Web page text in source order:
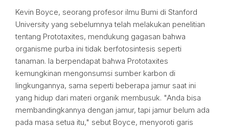
Kevin Boyce, seorang profesor ilmu Bumi di Stanford
University yang sebelumnya telah melakukan penelitian
tentang Prototaxites, mendukung gagasan bahwa
organisme purba ini tidak berfotosintesis seperti
tanaman. Ia berpendapat bahwa Prototaxites
kemungkinan mengonsumsi sumber karbon di
lingkungannya, sama seperti beberapa jamur saat ini
yang hidup dari materi organik membusuk. "Anda bisa
membandingkannya dengan jamur, tapi jamur belum ada
pada masa setua itu," sebut Boyce, menyoroti garis